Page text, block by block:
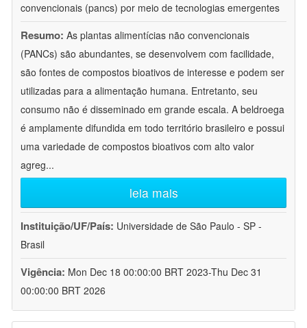
convencionais (pancs) por meio de tecnologias emergentes
Resumo: As plantas alimentícias não convencionais
(PANCs) são abundantes, se desenvolvem com facilidade,
são fontes de compostos bioativos de interesse e podem ser
utilizadas para a alimentação humana. Entretanto, seu
consumo não é disseminado em grande escala. A beldroega
é amplamente difundida em todo território brasileiro e possui
uma variedade de compostos bioativos com alto valor
agreg...
leia mais
Instituição/UF/País: Universidade de São Paulo - SP -
Brasil
Vigência: Mon Dec 18 00:00:00 BRT 2023-Thu Dec 31
00:00:00 BRT 2026